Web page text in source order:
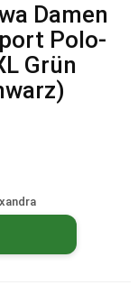
Damen
Polo-
Grün